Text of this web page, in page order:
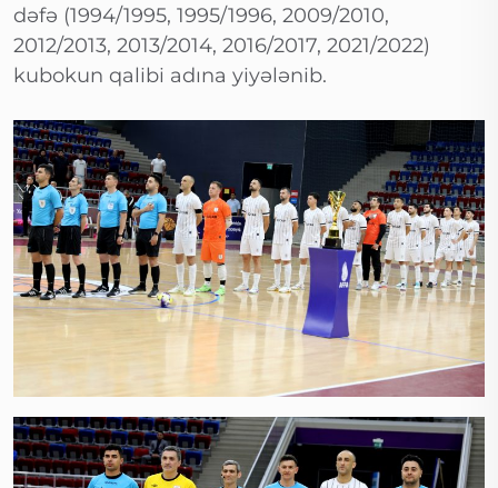
dəfə (1994/1995, 1995/1996, 2009/2010,
2012/2013, 2013/2014, 2016/2017, 2021/2022)
kubokun qalibi adına yiyələnib.